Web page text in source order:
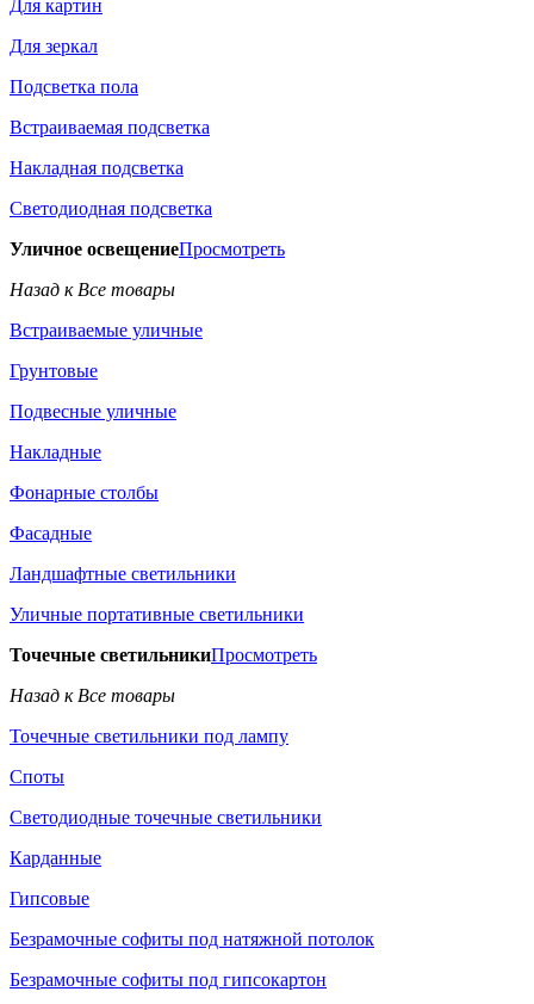
Для картин
Для зеркал
Подсветка пола
Встраиваемая подсветка
Накладная подсветка
Светодиодная подсветка
Уличное освещениеПросмотреть
Назад к Все товары
Встраиваемые уличные
Грунтовые
Подвесные уличные
Накладные
Фонарные столбы
Фасадные
Ландшафтные светильники
Уличные портативные светильники
Точечные светильникиПросмотреть
Назад к Все товары
Точечные светильники под лампу
Споты
Светодиодные точечные светильники
Карданные
Гипсовые
Безрамочные софиты под натяжной потолок
Безрамочные софиты под гипсокартон